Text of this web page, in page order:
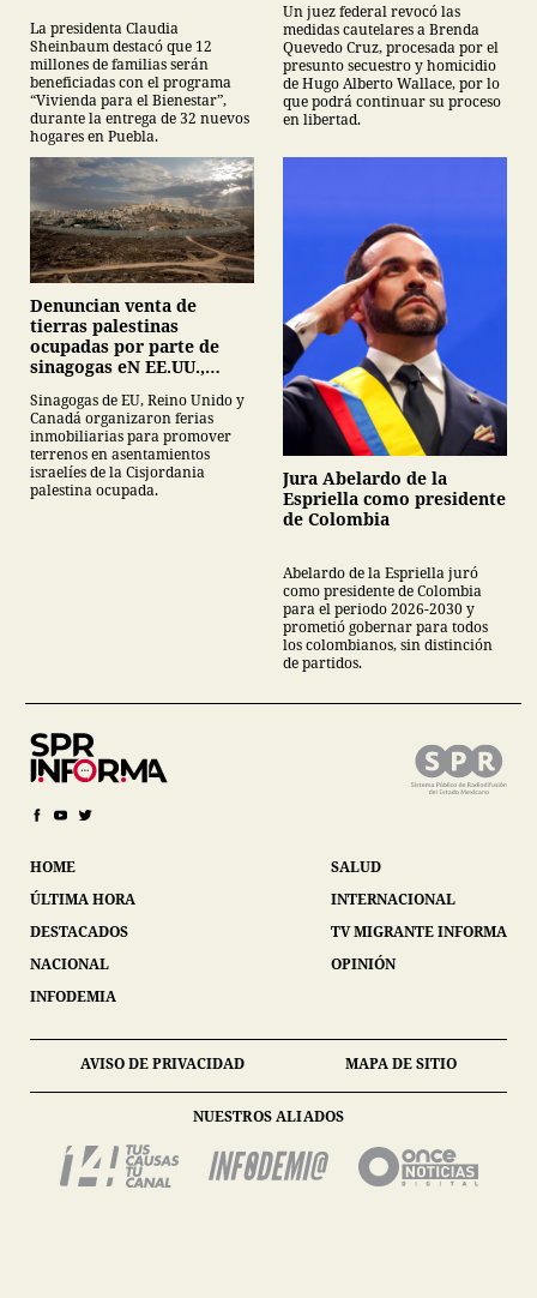
La presidenta Claudia
Sheinbaum destacó que 12
millones de familias serán
beneficiadas con el programa
“Vivienda para el Bienestar”,
durante la entrega de 32 nuevos
hogares en Puebla.
Un juez federal revocó las
medidas cautelares a Brenda
Quevedo Cruz, procesada por el
presunto secuestro y homicidio
de Hugo Alberto Wallace, por lo
que podrá continuar su proceso
en libertad.
Denuncian venta de
tierras palestinas
ocupadas por parte de
sinagogas eN EE.UU.,
Sinagogas de EU, Reino Unido y
Canadá organizaron ferias
inmobiliarias para promover
terrenos en asentamientos
israelíes de la Cisjordania
palestina ocupada.
Jura Abelardo de la
Espriella como presidente
de Colombia
Abelardo de la Espriella juró
como presidente de Colombia
para el periodo 2026-2030 y
prometió gobernar para todos
los colombianos, sin distinción
de partidos.
HOME
ÚLTIMA HORA
DESTACADOS
NACIONAL
INFODEMIA
SALUD
INTERNACIONAL
TV MIGRANTE INFORMA
OPINIÓN
AVISO DE PRIVACIDAD MAPA DE SITIO
NUESTROS ALIADOS